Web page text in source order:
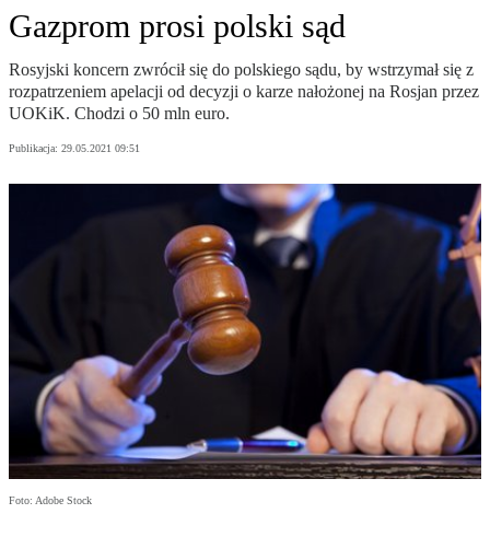
Gazprom prosi polski sąd
Rosyjski koncern zwrócił się do polskiego sądu, by wstrzymał się z
rozpatrzeniem apelacji od decyzji o karze nałożonej na Rosjan przez
UOKiK. Chodzi o 50 mln euro.
Publikacja: 29.05.2021 09:51
Foto: Adobe Stock